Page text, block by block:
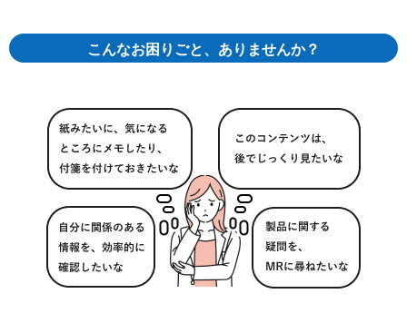
こんなお困りごと、ありませんか？